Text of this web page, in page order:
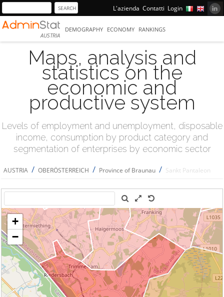
L'azienda Contatti Login
AUSTRIA
DEMOGRAPHY ECONOMY RANKINGS
Maps, analysis and
statistics on the
economic and
productive system
Levels of employment and unemployment, disposable
income, consumption by product category and
segmentation of enterprises by economic sector
AUSTRIA / OBERÖSTERREICH / Province of Braunau / Sankt Pantaleon